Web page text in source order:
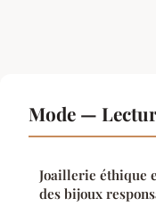
Mode —
Joaillerie éthique
des bijoux